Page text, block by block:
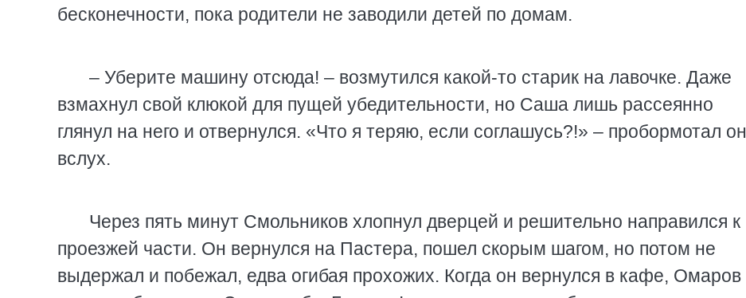
бесконечности, пока родители не заводили детей по домам.
– Уберите машину отсюда! – возмутился какой-то старик на лавочке. Даже
взмахнул свой клюкой для пущей убедительности, но Саша лишь рассеянно
глянул на него и отвернулся. «Что я теряю, если соглашусь?!» – пробормотал он
вслух.
Через пять минут Смольников хлопнул дверцей и решительно направился к
проезжей части. Он вернулся на Пастера, пошел скорым шагом, но потом не
выдержал и побежал, едва огибая прохожих. Когда он вернулся в кафе, Омаров